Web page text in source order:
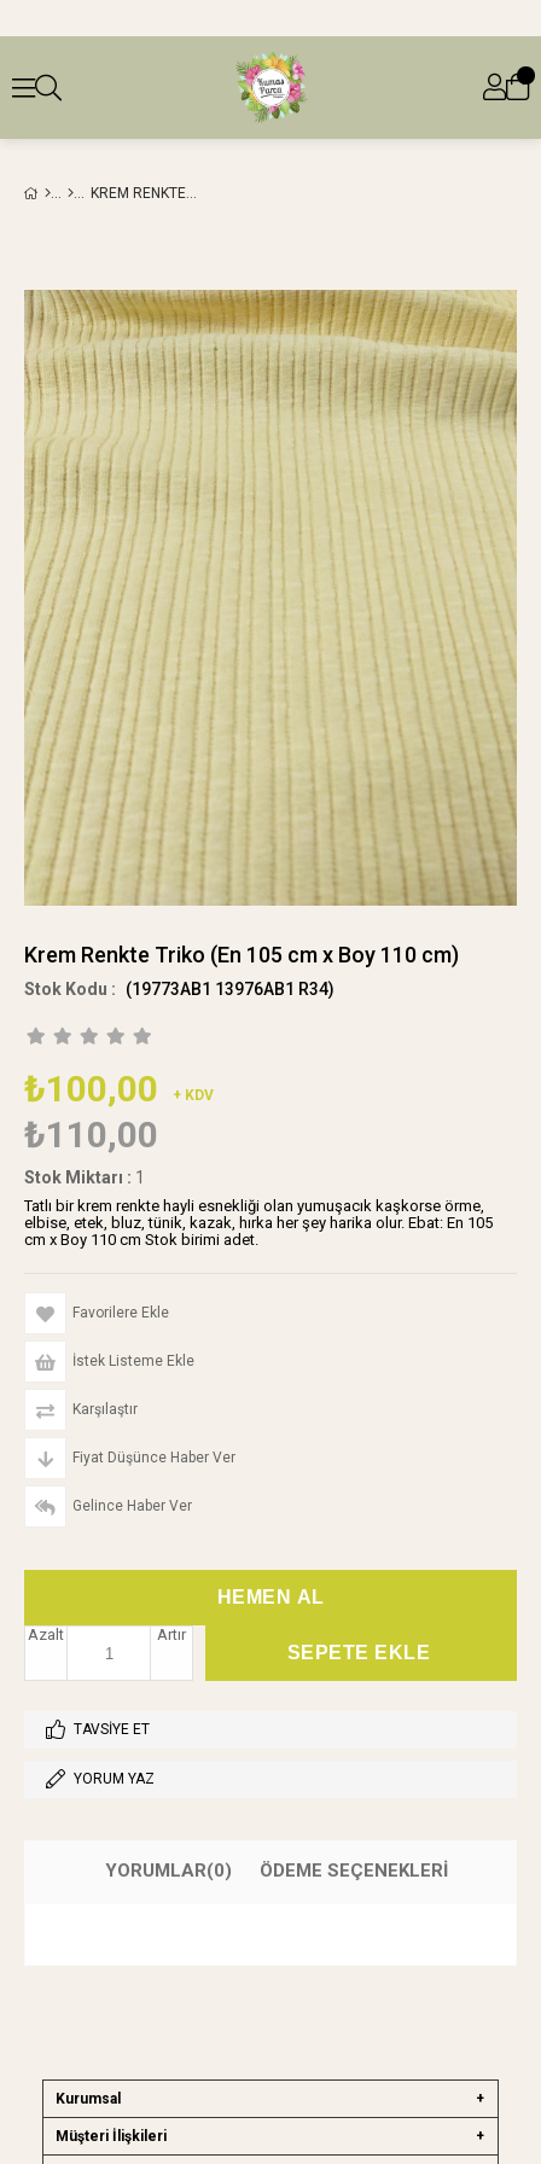
KREM RENKTE TRIKO (EN 105 CM X BOY 110 CM)
Krem Renkte Triko (En 105 cm x Boy 110 cm)
(19773AB1 13976AB1 R34)
₺100,00 + KDV
₺110,00
Stok Miktarı : 1
Tatlı bir krem renkte hayli esnekliği olan yumuşacık kaşkorse örme,
elbise, etek, bluz, tünik, kazak, hırka her şey harika olur. Ebat: En 105
cm x Boy 110 cm Stok birimi adet.
Favorilere Ekle
İstek Listeme Ekle
Karşılaştır
Fiyat Düşünce Haber Ver
Gelince Haber Ver
Artır
Azalt
TAVSIYE ET
YORUM YAZ
YORUMLAR(0) ÖDEME SEÇENEKLERI
Kurumsal
Müşteri İlişkileri